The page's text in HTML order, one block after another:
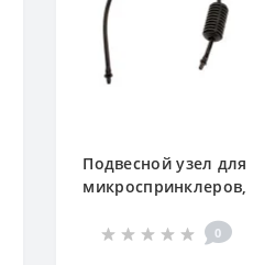
Подвесной узел для
микроспринклеров,
(50см)
0